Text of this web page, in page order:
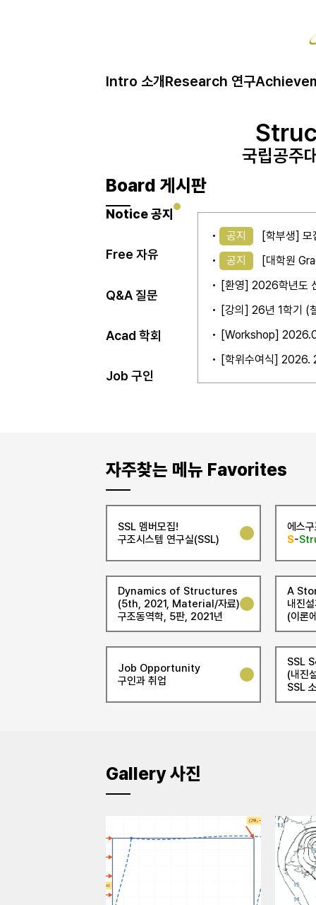
Intro 소개 Research 연구
국립공주
국립공주
국립공주
Board 게시판
Notice 공지
Free 자유
Q&A 질문
Acad 학회
Job 구인
공지
[학부생] 모
공지
[대학원
[환영] 2026학년도
[강의] 26년 1학기 (
[Workshop]
[학위수여식] 2026.
자주찾는 메뉴 Favorites
SSL 멤버모집!
구조시스템 연구실(SSL)
에스
S-
Dynamics of Structures
(5th, 2021, Material/자료)
구조동역학, 5판, 2021년
A
내진
(이론
Job Opportunity
구인과 취업
SSL
(내진
SSL
Gallery 사진